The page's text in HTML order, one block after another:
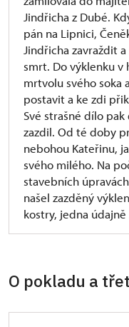
Jindřicha z Dubé.
pán na Lipnici,
Jindřicha zavraždit
smrt. Do výklenku
mrtvolu svého soka
postavit a ke zdi
Své strašné dílo
zazdil. Od té doby
nebohou Kateřinu,
svého milého. Na
stavebních
našel zazděný
kostry, jedna
O pokladu a